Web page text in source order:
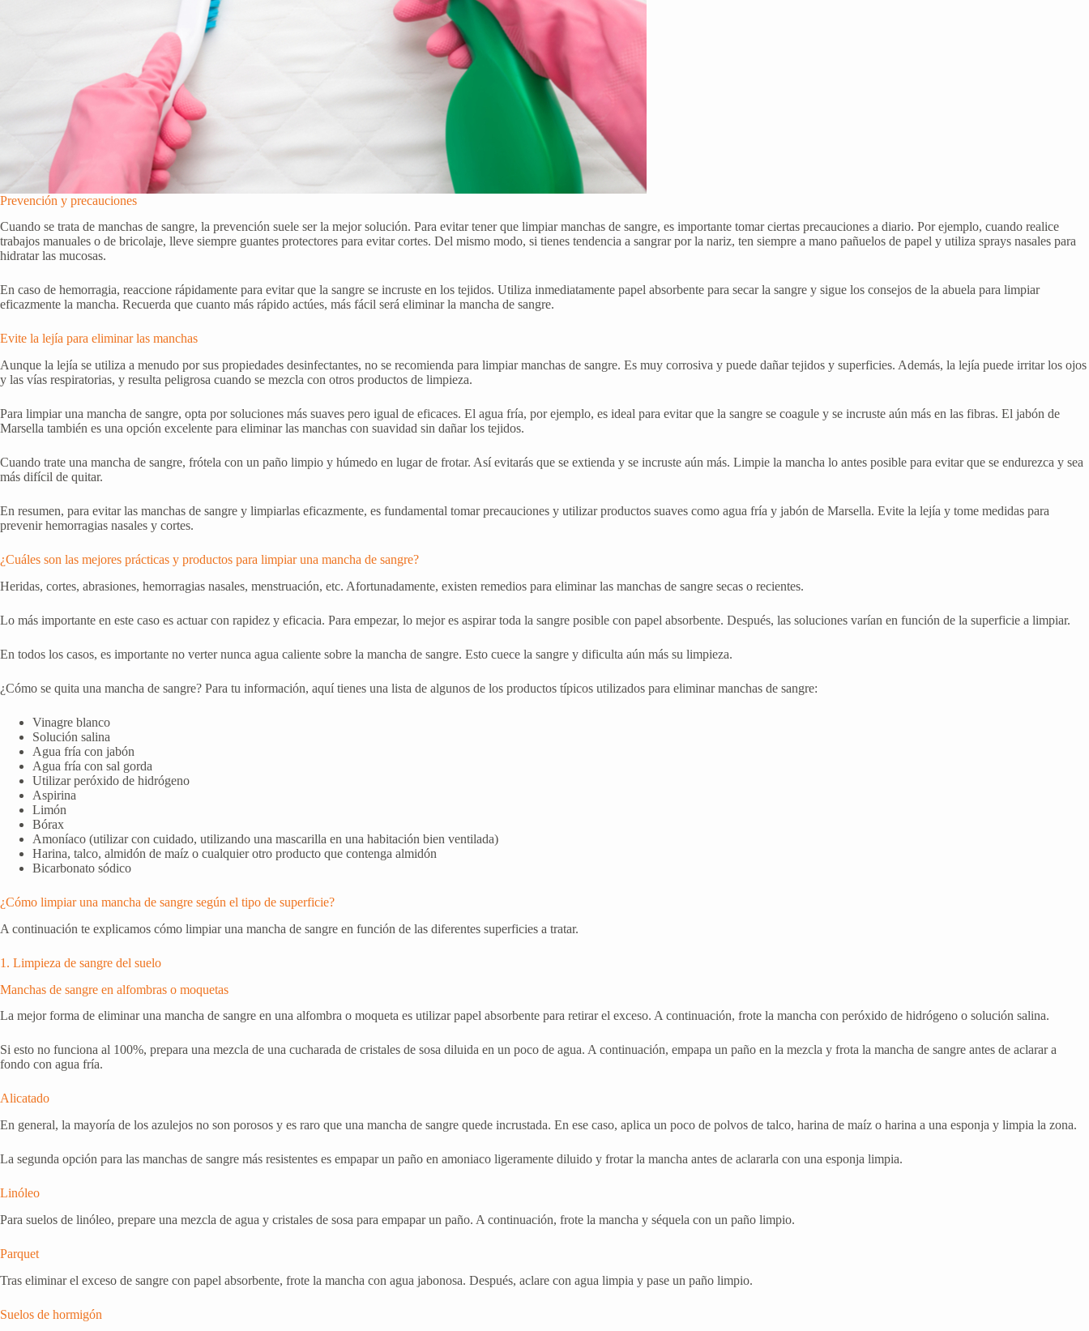
Prevención y precauciones
Cuando se trata de manchas de sangre, la prevención suele ser la mejor solución. Para evitar tener que limpiar manchas de sangre, es importante tomar ciertas precauciones a diario. Por ejemplo, cuando realice
trabajos manuales o de bricolaje, lleve siempre guantes protectores para evitar cortes. Del mismo modo, si tienes tendencia a sangrar por la nariz, ten siempre a mano pañuelos de papel y utiliza sprays nasales para
hidratar las mucosas.
En caso de hemorragia, reaccione rápidamente para evitar que la sangre se incruste en los tejidos. Utiliza inmediatamente papel absorbente para secar la sangre y sigue los consejos de la abuela para limpiar
eficazmente la mancha. Recuerda que cuanto más rápido actúes, más fácil será eliminar la mancha de sangre.
Evite la lejía para eliminar las manchas
Aunque la lejía se utiliza a menudo por sus propiedades desinfectantes, no se recomienda para limpiar manchas de sangre. Es muy corrosiva y puede dañar tejidos y superficies. Además, la lejía puede irritar los ojos
y las vías respiratorias, y resulta peligrosa cuando se mezcla con otros productos de limpieza.
Para limpiar una mancha de sangre, opta por soluciones más suaves pero igual de eficaces. El agua fría, por ejemplo, es ideal para evitar que la sangre se coagule y se incruste aún más en las fibras. El jabón de
Marsella también es una opción excelente para eliminar las manchas con suavidad sin dañar los tejidos.
Cuando trate una mancha de sangre, frótela con un paño limpio y húmedo en lugar de frotar. Así evitarás que se extienda y se incruste aún más. Limpie la mancha lo antes posible para evitar que se endurezca y sea
más difícil de quitar.
En resumen, para evitar las manchas de sangre y limpiarlas eficazmente, es fundamental tomar precauciones y utilizar productos suaves como agua fría y jabón de Marsella. Evite la lejía y tome medidas para
prevenir hemorragias nasales y cortes.
¿Cuáles son las mejores prácticas y productos para limpiar una mancha de sangre?
Heridas, cortes, abrasiones, hemorragias nasales, menstruación, etc. Afortunadamente, existen remedios para eliminar las manchas de sangre secas o recientes.
Lo más importante en este caso es actuar con rapidez y eficacia. Para empezar, lo mejor es aspirar toda la sangre posible con papel absorbente. Después, las soluciones varían en función de la superficie a limpiar.
En todos los casos, es importante no verter nunca agua caliente sobre la mancha de sangre. Esto cuece la sangre y dificulta aún más su limpieza.
¿Cómo se quita una mancha de sangre? Para tu información, aquí tienes una lista de algunos de los productos típicos utilizados para eliminar manchas de sangre:
Vinagre blanco
Solución salina
Agua fría con jabón
Agua fría con sal gorda
Utilizar peróxido de hidrógeno
Aspirina
Limón
Bórax
Amoníaco (utilizar con cuidado, utilizando una mascarilla en una habitación bien ventilada)
Harina, talco, almidón de maíz o cualquier otro producto que contenga almidón
Bicarbonato sódico
¿Cómo limpiar una mancha de sangre según el tipo de superficie?
A continuación te explicamos cómo limpiar una mancha de sangre en función de las diferentes superficies a tratar.
1. Limpieza de sangre del suelo
Manchas de sangre en alfombras o moquetas
La mejor forma de eliminar una mancha de sangre en una alfombra o moqueta es utilizar papel absorbente para retirar el exceso. A continuación, frote la mancha con peróxido de hidrógeno o solución salina.
Si esto no funciona al 100%, prepara una mezcla de una cucharada de cristales de sosa diluida en un poco de agua. A continuación, empapa un paño en la mezcla y frota la mancha de sangre antes de aclarar a
fondo con agua fría.
Alicatado
En general, la mayoría de los azulejos no son porosos y es raro que una mancha de sangre quede incrustada. En ese caso, aplica un poco de polvos de talco, harina de maíz o harina a una esponja y limpia la zona.
La segunda opción para las manchas de sangre más resistentes es empapar un paño en amoniaco ligeramente diluido y frotar la mancha antes de aclararla con una esponja limpia.
Linóleo
Para suelos de linóleo, prepare una mezcla de agua y cristales de sosa para empapar un paño. A continuación, frote la mancha y séquela con un paño limpio.
Parquet
Tras eliminar el exceso de sangre con papel absorbente, frote la mancha con agua jabonosa. Después, aclare con agua limpia y pase un paño limpio.
Suelos de hormigón